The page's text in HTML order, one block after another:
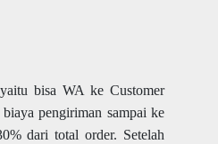
bisa WA ke Customer
pengiriman sampai ke
dari total order. Setelah